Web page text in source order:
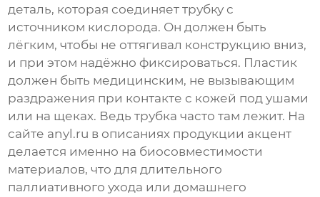
деталь, которая соединяет трубку с
источником кислорода. Он должен быть
лёгким, чтобы не оттягивал конструкцию вниз,
и при этом надёжно фиксироваться. Пластик
должен быть медицинским, не вызывающим
раздражения при контакте с кожей под ушами
или на щеках. Ведь трубка часто там лежит. На
сайте anyl.ru в описаниях продукции акцент
делается именно на биосовместимости
материалов, что для длительного
паллиативного ухода или домашнего